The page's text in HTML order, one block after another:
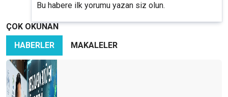
Bu habere ilk yorumu yazan siz olun.
ÇOK OKUNAN
HABERLER
MAKALELER